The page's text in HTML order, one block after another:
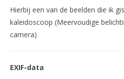
Hierbij een van de beelden die ik
kaleidoscoop (Meervoudige
camera)
EXIF-data